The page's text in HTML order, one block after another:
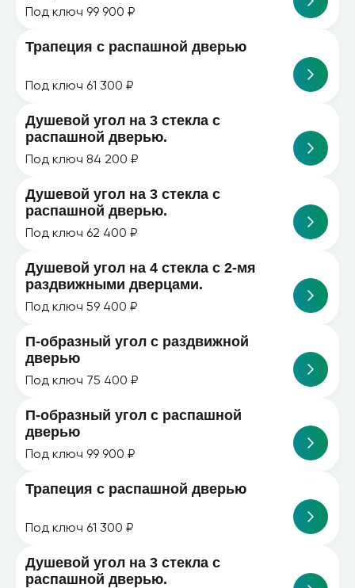
Под ключ 99 900 ₽
Трапеция с распашной дверью
Под ключ 61 300 ₽
Душевой угол на 3 стекла с
распашной дверью.
Под ключ 84 200 ₽
Душевой угол на 3 стекла с
распашной дверью.
Под ключ 62 400 ₽
Душевой угол на 4 стекла с 2-мя
раздвижными дверцами.
Под ключ 59 400 ₽
П-образный угол с раздвижной
дверью
Под ключ 75 400 ₽
П-образный угол с распашной
дверью
Под ключ 99 900 ₽
Трапеция с распашной дверью
Под ключ 61 300 ₽
Душевой угол на 3 стекла с
распашной дверью.